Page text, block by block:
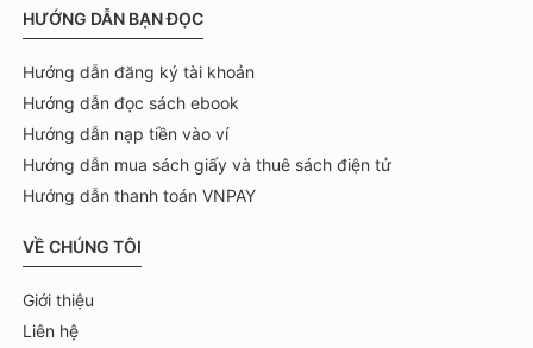
HƯỚNG DẪN BẠN ĐỌC
Hướng dẫn đăng ký tài khoản
Hướng dẫn đọc sách ebook
Hướng dẫn nạp tiền vào ví
Hướng dẫn mua sách giấy và thuê sách điện tử
Hướng dẫn thanh toán VNPAY
VỀ CHÚNG TÔI
Giới thiệu
Liên hệ